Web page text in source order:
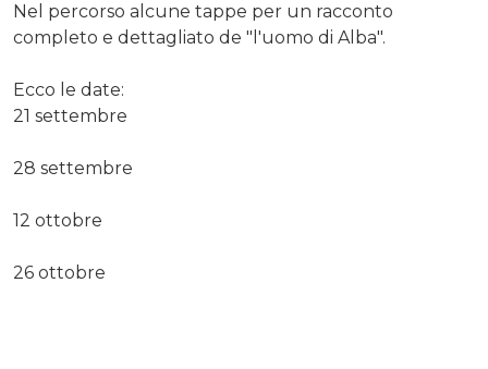
Nel percorso alcune tappe per un racconto
completo e dettagliato de "l'uomo di Alba".
Ecco le date:
21 settembre
28 settembre
12 ottobre
26 ottobre